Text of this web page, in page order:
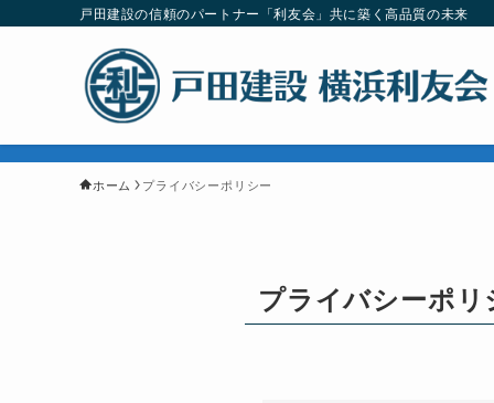
戸田建設の信頼のパートナー「利友会」共に築く高品質の未来
ホーム プライバシーポリシー
プライバシーポリ